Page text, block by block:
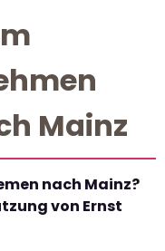
Mainz
nach Mainz?
von Ernst